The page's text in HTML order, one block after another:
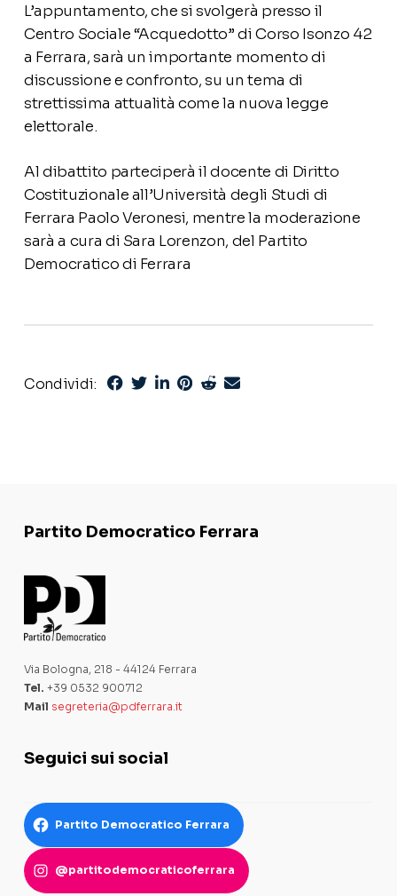
L’appuntamento, che si svolgerà presso il
Centro Sociale “Acquedotto” di Corso Isonzo 42
a Ferrara, sarà un importante momento di
discussione e confronto, su un tema di
strettissima attualità come la nuova legge
elettorale.
Al dibattito parteciperà il docente di Diritto
Costituzionale all’Università degli Studi di
Ferrara Paolo Veronesi, mentre la moderazione
sarà a cura di Sara Lorenzon, del Partito
Democratico di Ferrara
Condividi:
Partito Democratico Ferrara
Via Bologna, 218 - 44124 Ferrara
Tel. +39 0532 900712
Mail segreteria@pdferrara.it
Seguici sui social
Partito Democratico Ferrara
@partitodemocraticoferrara